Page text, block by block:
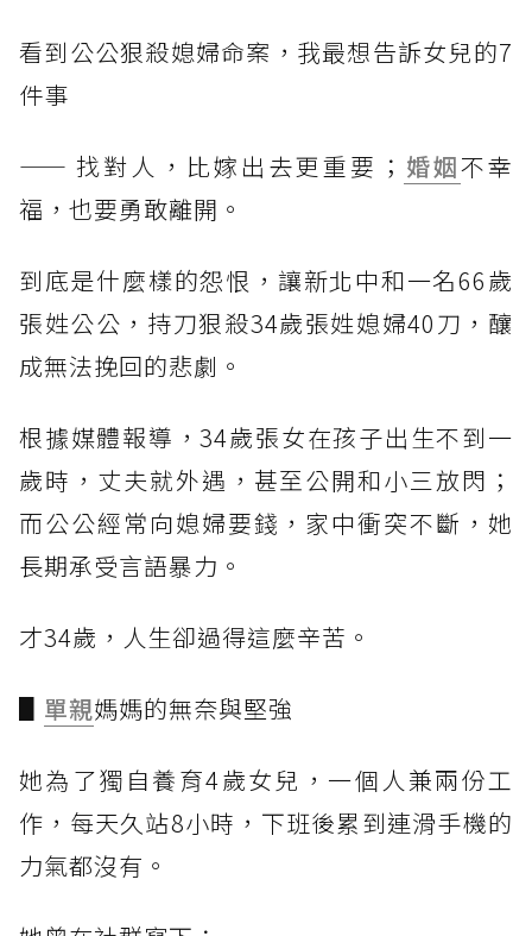
看到公公狠殺媳婦命案，我最想告訴女兒的7
件事
—— 找對人，比嫁出去更重要； 婚姻不幸
福，也要勇敢離開。
到底是什麼樣的怨恨，讓新北中和一名66歲
張姓公公，持刀狠殺34歲張姓媳婦40刀，釀
成無法挽回的悲劇。
根據媒體報導，34歲張女在孩子出生不到一
歲時，丈夫就外遇，甚至公開和小三放閃；
而公公經常向媳婦要錢，家中衝突不斷，她
長期承受言語暴力。
才34歲，人生卻過得這麼辛苦。
▋ 單親媽媽的無奈與堅強
她為了獨自養育4歲女兒，一個人兼兩份工
作，每天久站8小時，下班後累到連滑手機的
力氣都沒有。